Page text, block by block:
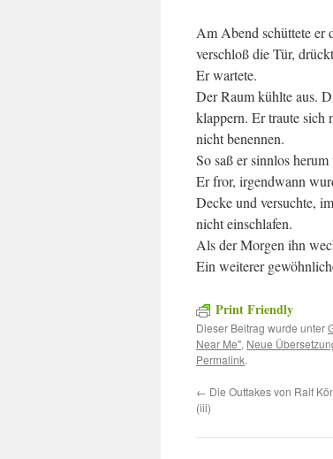
Am Abend schüttete er
verschloß die Tür,
Er wartete.
Der Raum kühlte aus.
klappern. Er traute sich
nicht benennen.
So saß er sinnlos
Er fror, irgendwann
Decke und versuchte,
nicht einschlafen.
Als der Morgen ihn
Ein weiterer
Print Friendly
Dieser Beitrag wurde unter
Near Me", Neue
Permalink.
← Die Outtakes von Ralf
(iii)